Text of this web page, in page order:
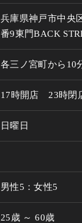
兵庫県神戸市中央
番9東門BACK
各三ノ宮町から10
17時開店　23時閉
日曜日
男性5：女性5
25歳 ～ 60歳